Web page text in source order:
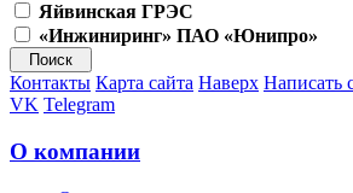
Яйвинская ГРЭС
«Инжиниринг» ПАО «Юнипро»
Контакты Карта сайта Наверх Написать
VK Telegram
О компании